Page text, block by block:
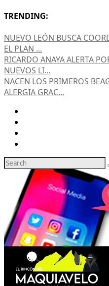
TRENDING:
NUEVO LEÓN BUSCA
EL PLAN ...
RICARDO ANAYA ALERTA
NUEVOS LI...
NACEN LOS PRIMEROS
ALERGIA GRAC...